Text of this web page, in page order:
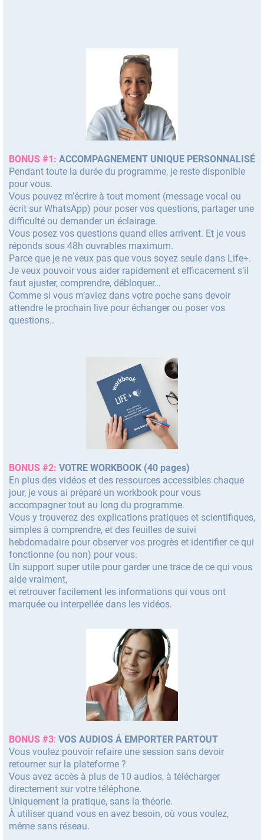
BONUS #1: ACCOMPAGNEMENT UNIQUE PERSONNALISÉ
Pendant toute la durée du programme, je reste disponible
pour vous.
Vous pouvez m’écrire à tout moment (message vocal ou
écrit sur WhatsApp) pour poser vos questions, partager une
difficulté ou demander un éclairage.
Vous posez vos questions quand elles arrivent. Et je vous
réponds sous 48h ouvrables maximum.
Parce que je ne veux pas que vous soyez seule dans Life+.
Je veux pouvoir vous aider rapidement et efficacement s’il
faut ajuster, comprendre, débloquer…
Comme si vous m’aviez dans votre poche sans devoir
attendre le prochain live pour échanger ou poser vos
questions..
BONUS #2: VOTRE WORKBOOK (40 pages)
En plus des vidéos et des ressources accessibles chaque
jour, je vous ai préparé un workbook pour vous
accompagner tout au long du programme.
Vous y trouverez des explications pratiques et scientifiques,
simples à comprendre, et des feuilles de suivi
hebdomadaire pour observer vos progrès et identifier ce qui
fonctionne (ou non) pour vous.
Un support super utile pour garder une trace de ce qui vous
aide vraiment,
et retrouver facilement les informations qui vous ont
marquée ou interpellée dans les vidéos.
BONUS #3: VOS AUDIOS Á EMPORTER PARTOUT
Vous voulez pouvoir refaire une session sans devoir
retourner sur la plateforme ?
Vous avez accès à plus de 10 audios, à télécharger
directement sur votre téléphone.
Uniquement la pratique, sans la théorie.
À utiliser quand vous en avez besoin, où vous voulez,
même sans réseau.